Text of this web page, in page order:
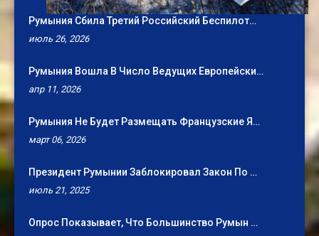
Румыния Сбила Третий Российский Беспилот…
июль 26, 2026
Румыния Вошла В Число Ведущих Европейски…
апр 11, 2026
Румыния Не Будет Размещать Французские Я…
март 06, 2026
Президент Румынии Заблокировал Закон По …
июль 21, 2025
Опрос Показывает, Что Большинство Румын …